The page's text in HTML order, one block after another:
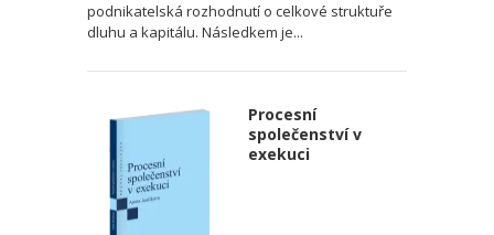
podnikatelská rozhodnutí o celkové struktuře
dluhu a kapitálu. Následkem je...
Procesní
společenství v
exekuci